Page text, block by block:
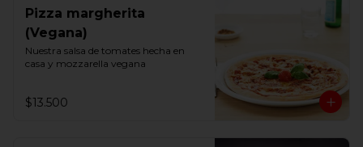
Pizza margherita
(Vegana)
Nuestra salsa de tomates hecha en
casa y mozzarella vegana
$13.500